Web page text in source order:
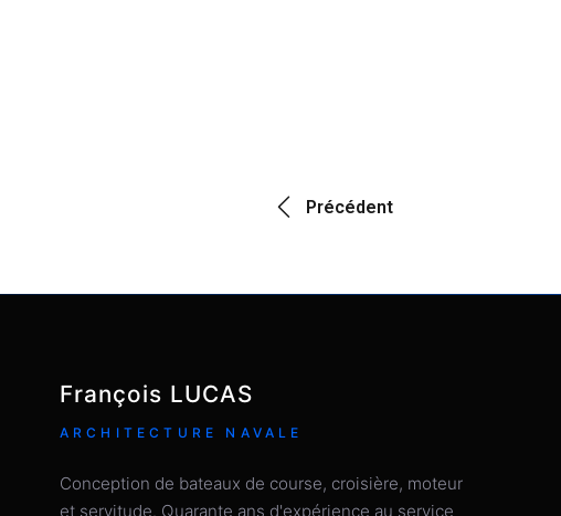
Précédent
François LUCAS
ARCHITECTURE NAVALE
Conception de bateaux de course, croisière, moteur
et servitude. Quarante ans d'expérience au service